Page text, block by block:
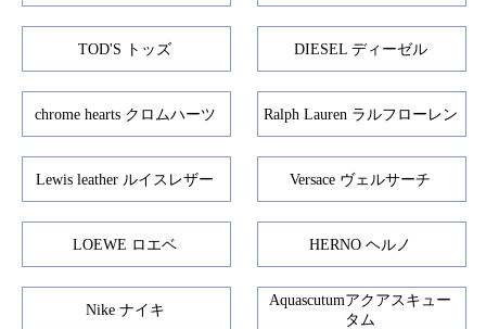
TOD'S トッズ DIESEL ディーゼル
chrome hearts クロムハーツ Ralph Lauren ラルフローレン
Lewis leather ルイスレザー Versace ヴェルサーチ
LOEWE ロエベ HERNO ヘルノ
Nike ナイキ
Aquascutumアクアスキュー
タム